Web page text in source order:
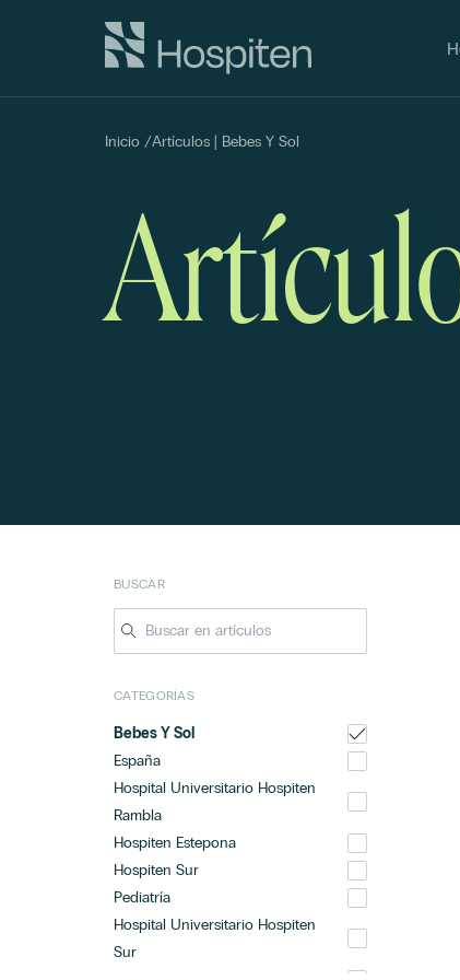
Inicio /Artículos | Bebes Y Sol
BUSCAR
CATEGORÍAS
España
Hospital Universitario Hospiten
Rambla
Hospiten Estepona
Hospiten Sur
Pediatría
Hospital Universitario Hospiten
Sur
Bebes Y Sol